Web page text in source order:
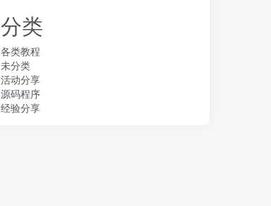
分类
各类教程
未分类
活动分享
源码程序
经验分享